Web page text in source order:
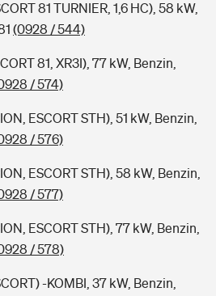
81 TURNIER, 1,6 HC), 58 kW,
(0928 / 544)
81, XR3I), 77 kW, Benzin,
/ 574)
ESCORT STH), 51 kW, Benzin,
/ 576)
ESCORT STH), 58 kW, Benzin,
/ 577)
ESCORT STH), 77 kW, Benzin,
/ 578)
-KOMBI, 37 kW, Benzin,